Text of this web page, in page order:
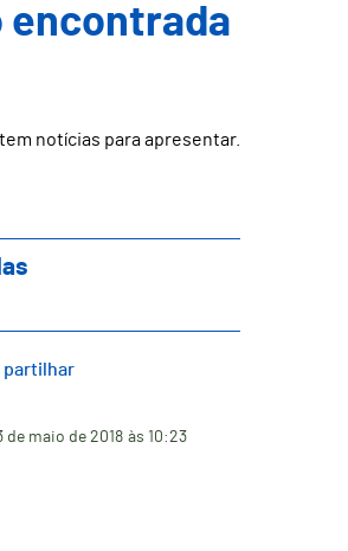
encontrada
notícias para apresentar.
partilhar
de maio de 2018 às 10:23